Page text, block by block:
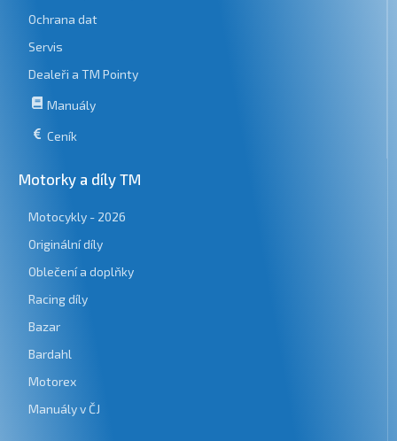
Ochrana dat
Servis
Dealeři a TM Pointy
Manuály
Ceník
Motorky a díly TM
Motocykly - 2026
Originální díly
Oblečení a doplňky
Racing díly
Bazar
Bardahl
Motorex
Manuály v ČJ